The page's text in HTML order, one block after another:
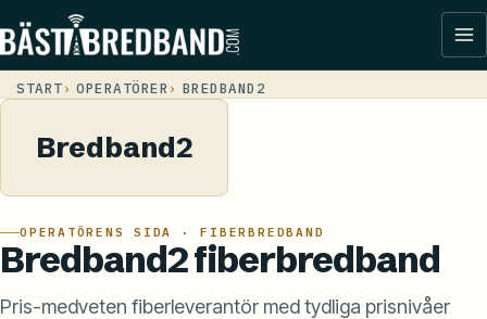
START OPERATÖRER BREDBAND2
Bredband2
OPERATÖRENS SIDA · FIBERBREDBAND
Bredband2 fiberbredband
Pris-medveten fiberleverantör med tydliga prisnivåer